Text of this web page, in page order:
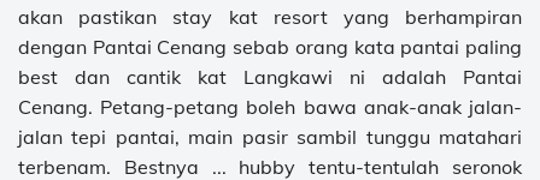
akan pastikan stay kat resort yang berhampiran
dengan Pantai Cenang sebab orang kata pantai paling
best dan cantik kat Langkawi ni adalah Pantai
Cenang. Petang-petang boleh bawa anak-anak jalan-
jalan tepi pantai, main pasir sambil tunggu matahari
terbenam. Bestnya ... hubby tentu-tentulah seronok